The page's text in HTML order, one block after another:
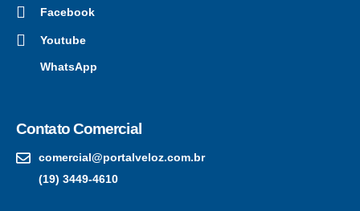
Facebook
Youtube
WhatsApp
Contato Comercial
comercial@portalveloz.com.br
(19) 3449-4610